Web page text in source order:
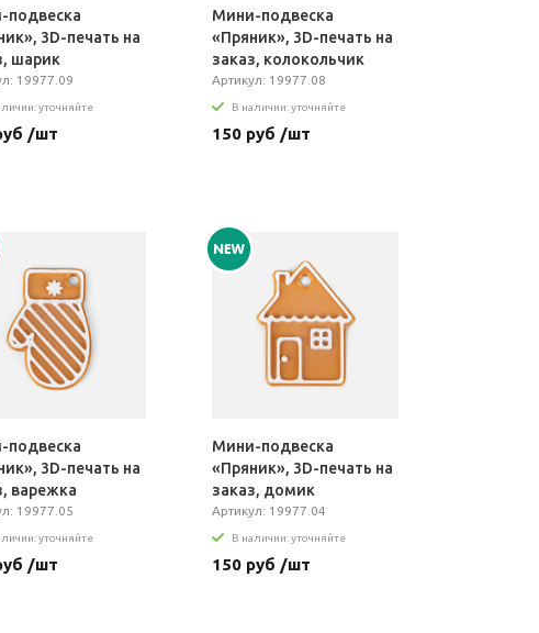
подвеска
3D-печать на
шарик
19977.09
уточняйте
/шт
Мини-подвеска
«Пряник», 3D-печать на
заказ, колокольчик
Артикул: 19977.08
В наличии: уточняйте
150 руб /шт
подвеска
3D-печать на
варежка
19977.05
уточняйте
/шт
Мини-подвеска
«Пряник», 3D-печать на
заказ, домик
Артикул: 19977.04
В наличии: уточняйте
150 руб /шт